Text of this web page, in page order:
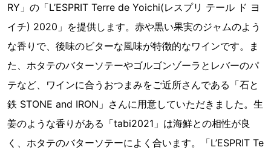
RY」の「L’ESPRIT Terre de Yoichi(レスプリ テール ド ヨ
イチ) 2020」を提供します。赤や黒い果実のジャムのよう
な香りで、後味のビターな風味が特徴的なワインです。ま
た、ホタテのバターソテーやゴルゴンゾーラとレバーのパ
テなど、ワインに合うおつまみをご近所さんである「石と
鉄 STONE and IRON」さんに用意していただきました。生
姜のような香りがある「tabi2021」は海鮮との相性が良
く、ホタテのバターソテーによく合います。「L’ESPRIT Te